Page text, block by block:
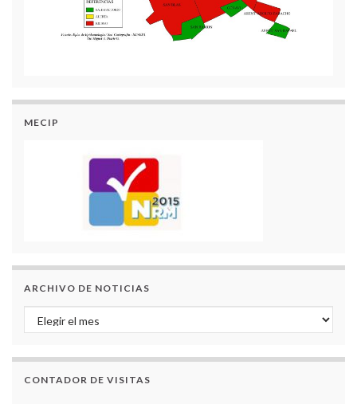
MECIP
ARCHIVO DE NOTICIAS
Archivo de Noticias
CONTADOR DE VISITAS